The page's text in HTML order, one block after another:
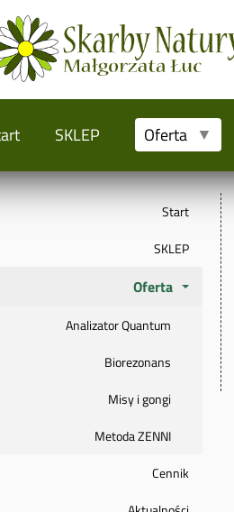
SKLEP Oferta
Start
SKLEP
Oferta
Analizator Quantum
Biorezonans
Misy i gongi
Metoda ZENNI
Cennik